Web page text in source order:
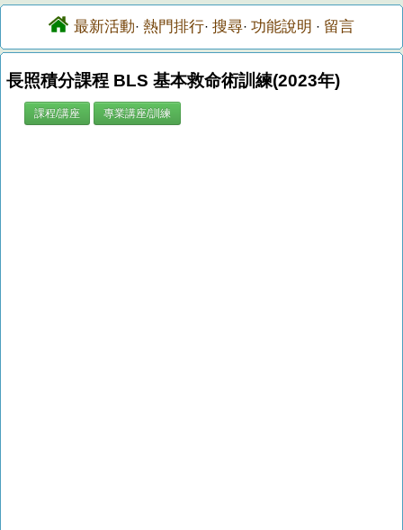
最新活動· 熱門排行· 搜尋· 功能說明 · 留言
長照積分課程 BLS 基本救命術訓練(2023年)
課程/講座 專業講座/訓練